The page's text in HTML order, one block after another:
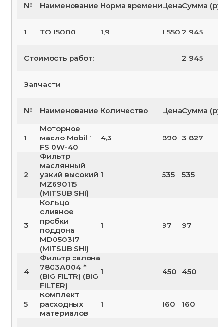
№ Наименование Норма времениЦенаСумма
1 ТО 15000 1,9 1 550 2 945
Стоимость работ: 2 945
Запчасти
№ Наименование Количество ЦенаСумма
1
Моторное
масло Mobil 1
FS 0W-40
4,3 890 3 827
2
Фильтр
маслянный
узкий высокий
MZ690115
(MITSUBISHI)
1 535 535
3
Кольцо
сливное
пробки
поддона
MD050317
(MITSUBISHI)
1 97 97
4
Фильтр салона
7803A004 *
(BIG FILTR) (BIG
FILTER)
1 450 450
5
Комплект
расходных
материалов
1 160 160